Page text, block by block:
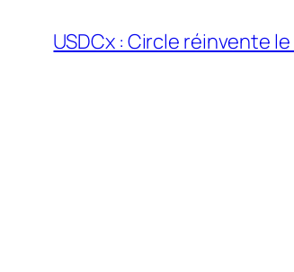
USDCx : Circle réinvente